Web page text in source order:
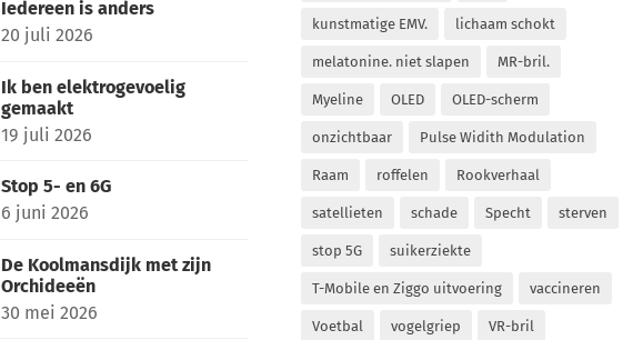
Iedereen is anders
20 juli 2026
Ik ben elektrogevoelig
gemaakt
19 juli 2026
Stop 5- en 6G
6 juni 2026
De Koolmansdijk met zijn
Orchideeën
30 mei 2026
kunstmatige EMV. lichaam schokt
melatonine. niet slapen MR-bril.
Myeline OLED OLED-scherm
onzichtbaar Pulse Widith Modulation
Raam roffelen Rookverhaal
satellieten schade Specht sterven
stop 5G suikerziekte
T-Mobile en Ziggo uitvoering vaccineren
Voetbal vogelgriep VR-bril